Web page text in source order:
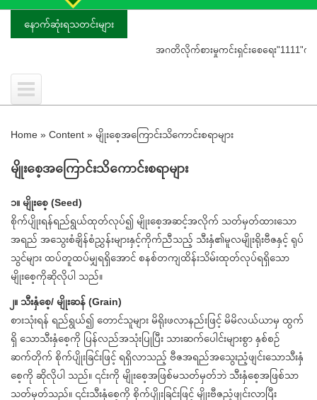
နောက်ဆုံးရသတင်းများ
အဂတိလိုက်စားမှုကင်းရှင်းစေရေး"1111"ကို ဖြေက
Home » Content » မျိုးစေ့အကြောင်းသိကောင်းစရာများ
မျိုးစေ့အကြောင်းသိကောင်းစရာများ
၁။ မျိုးစေ့ (Seed)
စိုက်ပျိုးရန်ရည်ရွယ်ထုတ်လုပ်၍ မျိုးစေ့အဆင့်အလိုက် သတ်မှတ်ထားသော
အရည် အသွေးစံချိန်စံညွှန်းများနှင့်ကိုက်ညီသည့် သီးနှံ၏မူလမျိုးရိုးဗီဇနှင့် ရုပ်
သွင်များ ထပ်တူထပ်မျှရရှိအောင် စနစ်တကျထိန်းသိမ်းထုတ်လုပ်ရရှိသော
မျိုးစေ့ကိုဆိုလိုပါ သည်။
၂။ သီးနှံစေ့/ မျိုးဆန် (Grain)
စားသုံးရန် ရည်ရွယ်၍ တောင်သူများ မိရိုးဖလာနည်းဖြင့် မိမိလယ်ယာမှ ထွက်
ရှိ သောသီးနှံစေ့ကို ပြန်လည်အသုံးပြုပြီး သားဆက်ပေါင်းများစွာ နှစ်စဉ်
ဆက်တိုက် စိုက်ပျိုးခြင်းဖြင့် ရရှိလာသည့် ဗီဇအရည်အသွေးညံ့ဖျင်းသောသီးနှံ
စေ့ကို ဆိုလိုပါ သည်။ ၎င်းကို မျိုးစေ့အဖြစ်မသတ်မှတ်ဘဲ သီးနှံစေ့အဖြစ်သာ
သတ်မှတ်သည်။ ၎င်းသီးနှံစေ့ကို စိုက်ပျိုးခြင်းဖြင့် မျိုးဗီဇညံ့ဖျင်းလာပြီး